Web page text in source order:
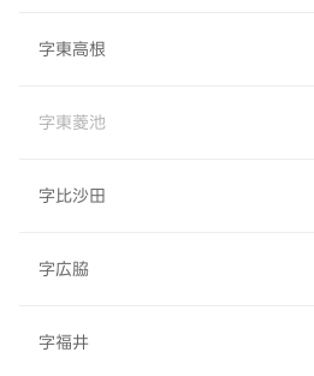
字東高根
字東菱池
字比沙田
字広脇
字福井